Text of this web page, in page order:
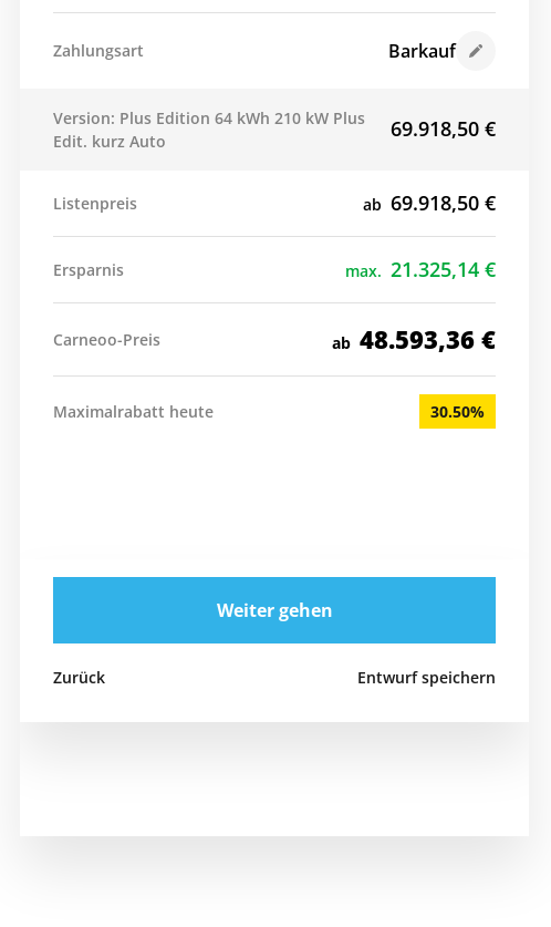
Zahlungsart Barkauf
Version: Plus Edition 64 kWh 210 kW Plus
Edit. kurz Auto
69.918,50 €
Listenpreis ab 69.918,50 €
Ersparnis max. 21.325,14 €
Carneoo-Preis ab 48.593,36 €
Maximalrabatt heute 30.50%
Weiter gehen
Zurück Entwurf speichern